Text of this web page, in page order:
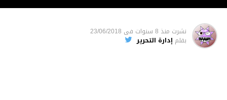
نشرت منذ 8 سنوات فى 23/06/2018
بقلم إدارة التحرير